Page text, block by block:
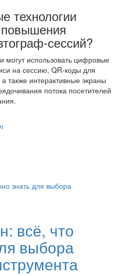
технологии
сессий?
могут использовать цифровые
на сессию, QR-коды для
также интерактивные экраны
потока посетителей
всё, что
выбора